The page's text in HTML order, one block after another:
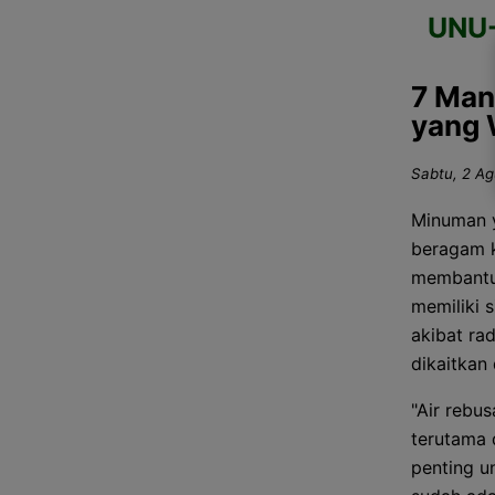
7
yang
Sabtu, 2
Minuman
beragam
memiliki
akibat
dikaitkan
"Air
terutama
penting